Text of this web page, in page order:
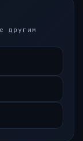
другим